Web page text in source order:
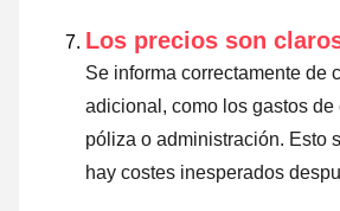
Los precios son
Se informa correctamente de
adicional, como los gastos de
póliza o administración. Esto
hay costes inesperados